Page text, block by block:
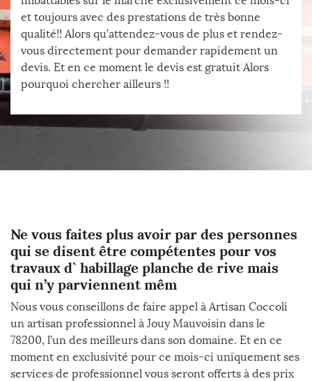
et toujours avec des prestations de très bonne
qualité!! Alors qu’attendez-vous de plus et rendez-
vous directement pour demander rapidement un
devis. Et en ce moment le devis est gratuit Alors
pourquoi chercher ailleurs !!
Ne vous faites plus avoir par des personnes
qui se disent être compétentes pour vos
travaux d` habillage planche de rive mais
qui n’y parviennent mêm
Nous vous conseillons de faire appel à Artisan Coccoli
un artisan professionnel à Jouy Mauvoisin dans le
78200, l’un des meilleurs dans son domaine. Et en ce
moment en exclusivité pour ce mois-ci uniquement ses
services de professionnel vous seront offerts à des prix